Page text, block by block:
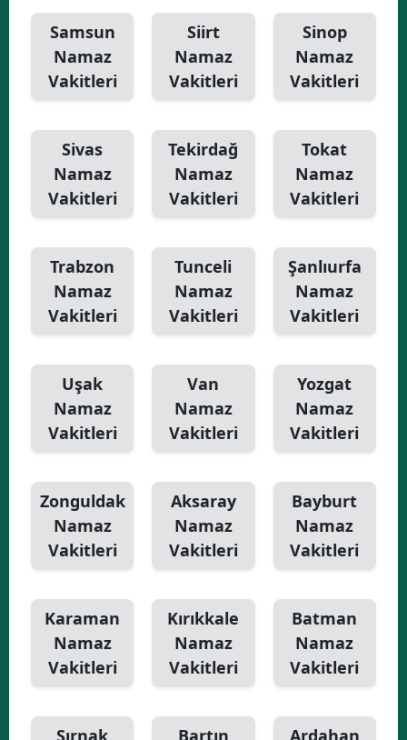
Samsun
Namaz
Vakitleri
Siirt
Namaz
Vakitleri
Sinop
Namaz
Vakitleri
Sivas
Namaz
Vakitleri
Tekirdağ
Namaz
Vakitleri
Tokat
Namaz
Vakitleri
Trabzon
Namaz
Vakitleri
Tunceli
Namaz
Vakitleri
Şanlıurfa
Namaz
Vakitleri
Uşak
Namaz
Vakitleri
Van
Namaz
Vakitleri
Yozgat
Namaz
Vakitleri
Zonguldak
Namaz
Vakitleri
Aksaray
Namaz
Vakitleri
Bayburt
Namaz
Vakitleri
Karaman
Namaz
Vakitleri
Kırıkkale
Namaz
Vakitleri
Batman
Namaz
Vakitleri
Şırnak
Bartın
Ardahan